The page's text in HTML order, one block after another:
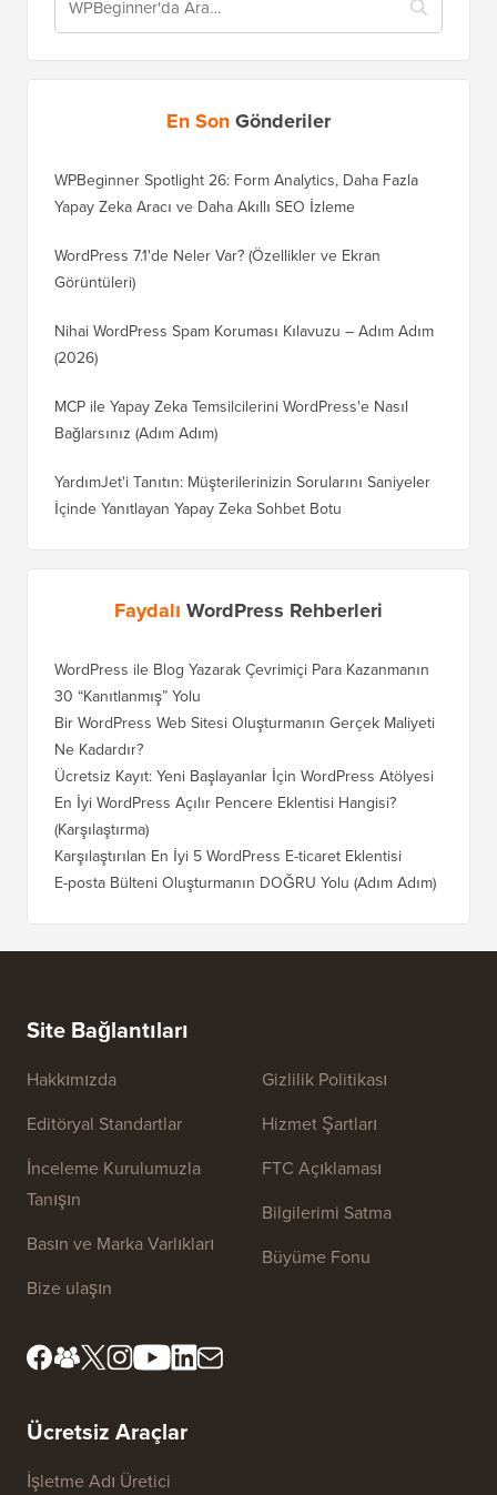
En SonGönderiler
WPBeginner Spotlight 26: Form Analytics, Daha Fazla
Yapay Zeka Aracı ve Daha Akıllı SEO İzleme
WordPress 7.1'de Neler Var? (Özellikler ve Ekran
Görüntüleri)
Nihai WordPress Spam Koruması Kılavuzu – Adım Adım
(2026)
MCP ile Yapay Zeka Temsilcilerini WordPress'e Nasıl
Bağlarsınız (Adım Adım)
YardımJet'i Tanıtın: Müşterilerinizin Sorularını Saniyeler
İçinde Yanıtlayan Yapay Zeka Sohbet Botu
Faydalı WordPress Rehberleri
WordPress ile Blog Yazarak Çevrimiçi Para Kazanmanın
30 “Kanıtlanmış” Yolu
Bir WordPress Web Sitesi Oluşturmanın Gerçek Maliyeti
Ne Kadardır?
Ücretsiz Kayıt: Yeni Başlayanlar İçin WordPress Atölyesi
En İyi WordPress Açılır Pencere Eklentisi Hangisi?
(Karşılaştırma)
Karşılaştırılan En İyi 5 WordPress E-ticaret Eklentisi
E-posta Bülteni Oluşturmanın DOĞRU Yolu (Adım Adım)
Site Bağlantıları
Hakkımızda
Editöryal Standartlar
İnceleme Kurulumuzla
Tanışın
Basın ve Marka Varlıkları
Bize ulaşın
Gizlilik Politikası
Hizmet Şartları
FTC Açıklaması
Bilgilerimi Satma
Büyüme Fonu
Ücretsiz Araçlar
İşletme Adı Üretici